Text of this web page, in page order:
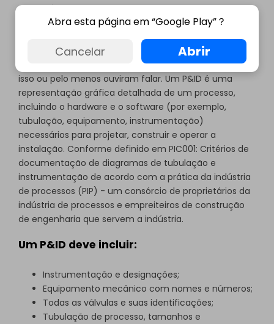
das indústrias de processos. Um engenheiro de
processo em uma fábrica precisa criar e/ou modificar
o P&ID já existente para as modificações da fábrica.
Todos os alunos de engenharia química e de
engenharias relacionadas também aprenderam sobre
isso ou pelo menos ouviram falar. Um P&ID é uma
representação gráfica detalhada de um processo,
incluindo o hardware e o software (por exemplo,
tubulação, equipamento, instrumentação)
necessários para projetar, construir e operar a
instalação. Conforme definido em PIC001: Critérios de
documentação de diagramas de tubulação e
instrumentação de acordo com a prática da indústria
de processos (PIP) - um consórcio de proprietários da
indústria de processos e empreiteiros de construção
de engenharia que servem a indústria.
Um P&ID deve incluir:
Instrumentação e designações;
Equipamento mecânico com nomes e números;
Todas as válvulas e suas identificações;
Tubulação de processo, tamanhos e
Abra esta página em “Google Play”？
Cancelar Abrir